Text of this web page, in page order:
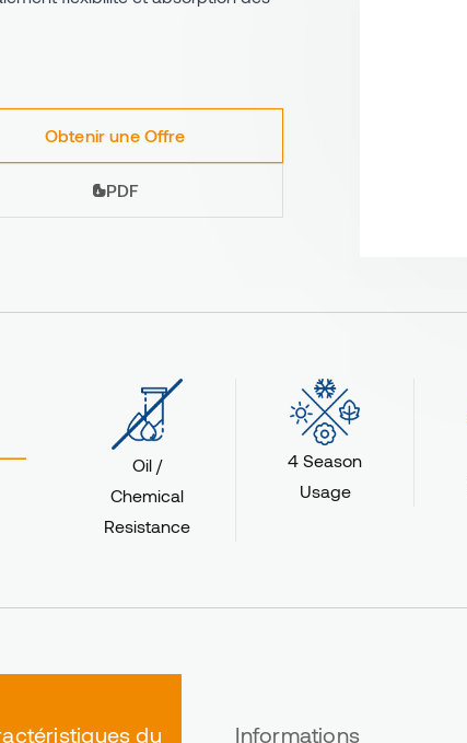
Obtenir une Offre
PDF
Oil /
Chemical
Resistance
4 Season
Usage
du
Informations